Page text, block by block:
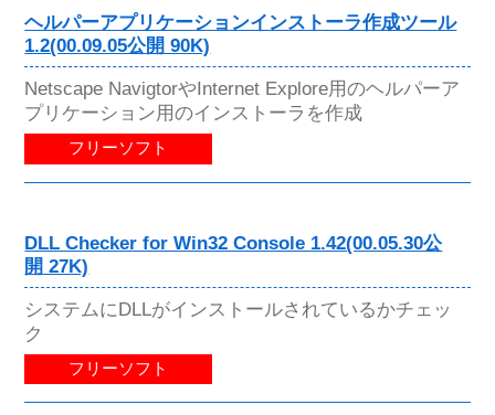
ヘルパーアプリケーションインストーラ作成ツール
1.2(00.09.05公開 90K)
Netscape NavigtorやInternet Explore用のヘルパーア
プリケーション用のインストーラを作成
フリーソフト
DLL Checker for Win32 Console 1.42(00.05.30公
開 27K)
システムにDLLがインストールされているかチェッ
ク
フリーソフト